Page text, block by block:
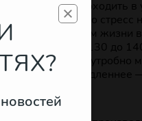
будет проходить
что роды — это стресс
новым условиям жизни
колеблется от 130 до
Если же внутриутробно
несколько медленнее